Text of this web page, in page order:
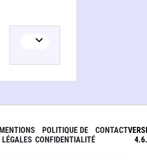
MENTIONS
LÉGALES
POLITIQUE DE
CONFIDENTIALITÉ
CONTACT